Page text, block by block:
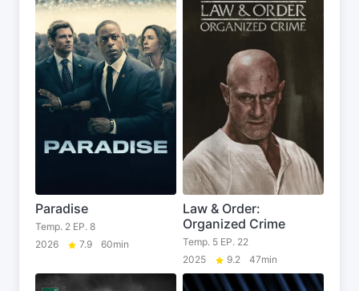
Paradise
Temp. 2 EP. 8
2026
7.9 60min
Law & Order:
Organized Crime
Temp. 5 EP. 22
2025
9.2 47min